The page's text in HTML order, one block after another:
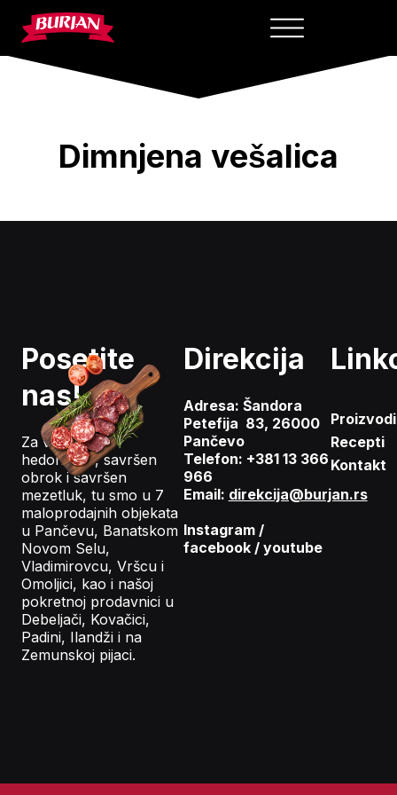
content
Dimnjena vešalica
Posetite
nas!
Za vaš gastro
hedonizam, savršen
obrok i savršen
mezetluk, tu smo u 7
maloprodajnih objekata
u Pančevu, Banatskom
Novom Selu,
Vladimirovcu, Vršcu i
Omoljici, kao i našoj
pokretnoj prodavnici u
Debeljači, Kovačici,
Padini, Ilandži i na
Zemunskoj pijaci.
Direkcija
Adresa: Šandora
Petefija 83, 26000
Pančevo
Telefon: +381 13 366
966
Email: direkcija@burjan.rs
Instagram/
facebook/ youtube
Proizvodi
Recepti
Kontakt